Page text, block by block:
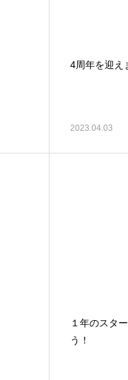
4周年を迎え
2023.04.03
１年のスタ
う！